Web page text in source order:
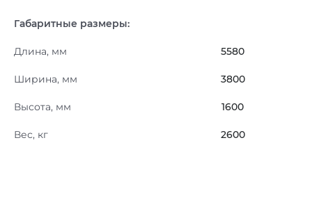
Габаритные размеры:
Длина, мм 5580
Ширина, мм 3800
Высота, мм 1600
Вес, кг 2600